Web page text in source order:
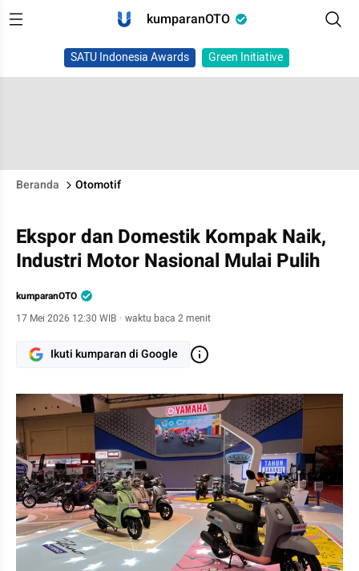
kumparanOTO
SATU Indonesia Awards Green Initiative
Beranda Otomotif
Ekspor dan Domestik Kompak Naik,
Industri Motor Nasional Mulai Pulih
kumparanOTO
17 Mei 2026 12:30 WIB · waktu baca 2 menit
Ikuti kumparan di Google